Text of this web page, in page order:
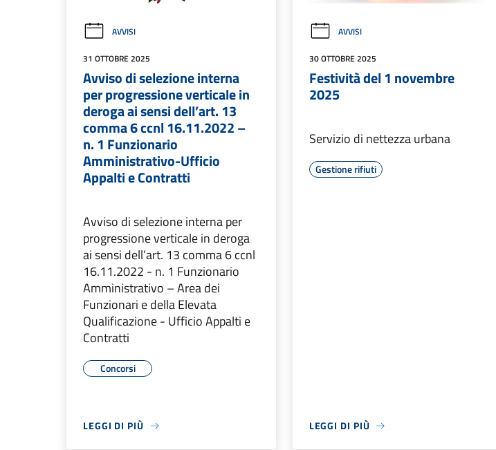
AVVISI
31 OTTOBRE 2025
Avviso di selezione interna
per progressione verticale in
deroga ai sensi dell’art. 13
comma 6 ccnl 16.11.2022 –
n. 1 Funzionario
Amministrativo-Ufficio
Appalti e Contratti
Avviso di selezione interna per
progressione verticale in deroga
ai sensi dell’art. 13 comma 6 ccnl
16.11.2022 - n. 1 Funzionario
Amministrativo – Area dei
Funzionari e della Elevata
Qualificazione - Ufficio Appalti e
Contratti
Concorsi
LEGGI DI PIÙ
AVVISI
30 OTTOBRE 2025
Festività del 1 novembre
2025
Servizio di nettezza urbana
Gestione rifiuti
LEGGI DI PIÙ